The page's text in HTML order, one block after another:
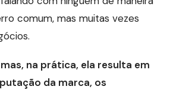
comum, mas muitas vezes
na prática, ela resulta em
da marca, os